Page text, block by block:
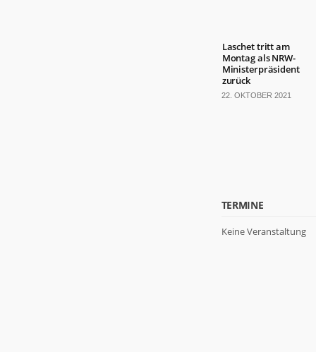
Laschet tritt am
Montag als NRW-
Ministerpräsident
zurück
22. OKTOBER 2021
TERMINE
Keine Veranstaltung